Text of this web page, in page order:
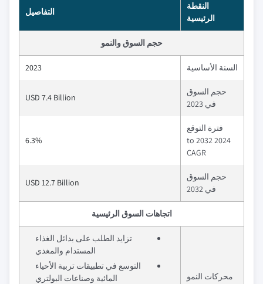
النقطة
الرئيسية
التفاصيل
حجم السوق والنمو
السنة الأساسية 2023
حجم السوق
في 2023
USD 7.4 Billion
فترة التوقع
2024 to 2032
CAGR
6.3%
حجم السوق
في 2032
USD 12.7 Billion
اتجاهات السوق الرئيسية
محركات النمو
تزايد الطلب على بدائل الغذاء
المستدام والمغذي
التوسع في تطبيقات تربية الأحياء
المائية وصناعات البولتري